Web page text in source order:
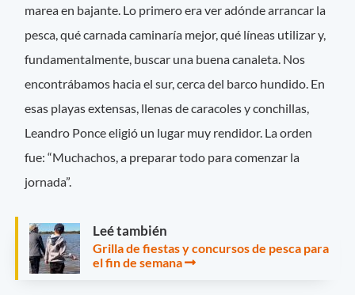
marea en bajante. Lo primero era ver adónde arrancar la
pesca, qué carnada caminaría mejor, qué líneas utilizar y,
fundamentalmente, buscar una buena canaleta. Nos
encontrábamos hacia el sur, cerca del barco hundido. En
esas playas extensas, llenas de caracoles y conchillas,
Leandro Ponce eligió un lugar muy rendidor. La orden
fue: “Muchachos, a preparar todo para comenzar la
jornada”.
Leé también
Grilla de fiestas y concursos de pesca para
el fin de semana